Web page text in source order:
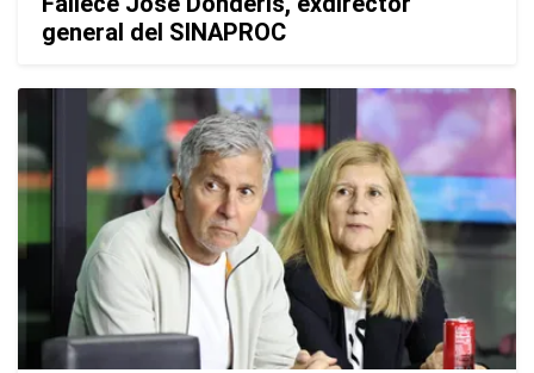
general del SINAPROC